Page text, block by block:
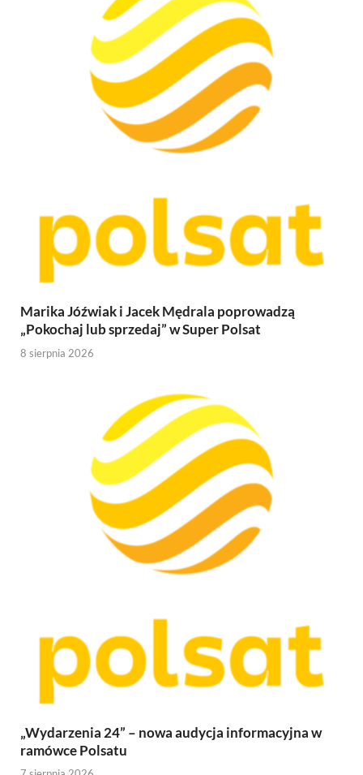
Marika Jóźwiak i Jacek Mędrala poprowadzą
„Pokochaj lub sprzedaj” w Super Polsat
8 sierpnia 2026
„Wydarzenia 24” – nowa audycja informacyjna w
ramówce Polsatu